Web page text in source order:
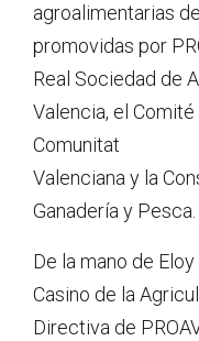
agroalimentarias
promovidas por
Real Sociedad de
Valencia, el
Comunitat
Valenciana y la
Ganadería y Pesca.
De la mano de
Casino de la
Directiva de